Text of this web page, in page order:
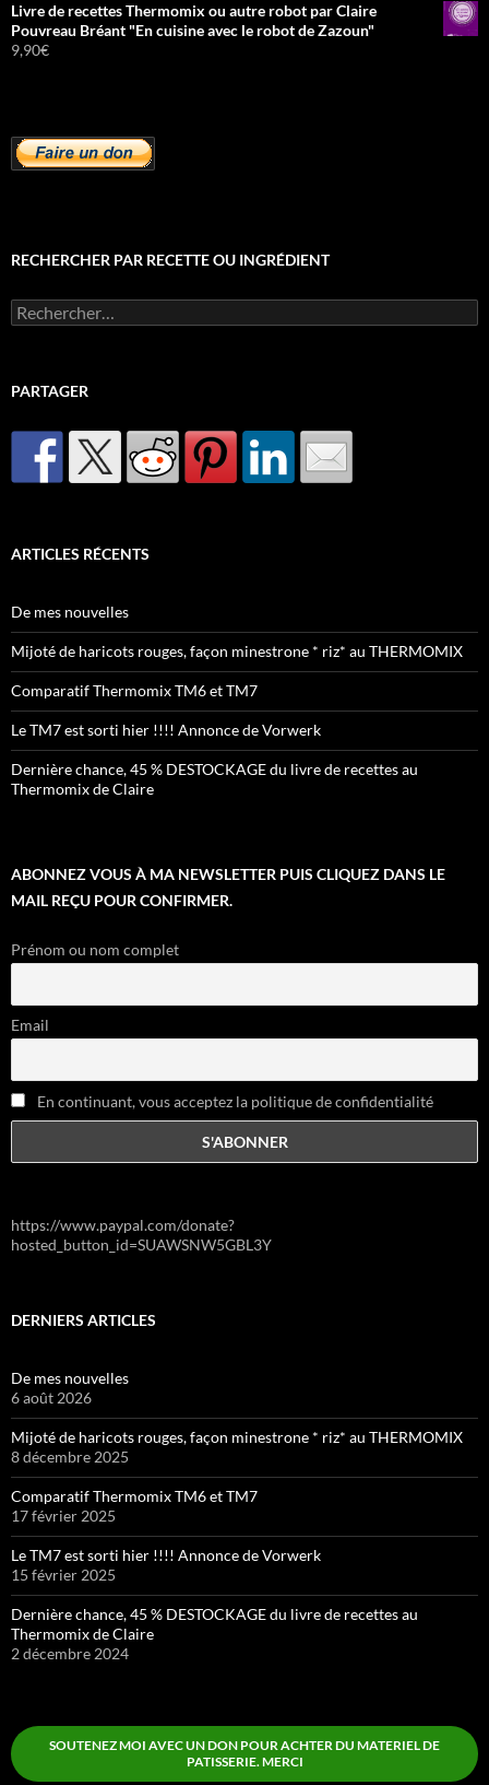
Livre de recettes Thermomix ou autre robot par Claire
Pouvreau Bréant "En cuisine avec le robot de Zazoun"
9,90€
RECHERCHER PAR RECETTE OU INGRÉDIENT
Rechercher :
PARTAGER
ARTICLES RÉCENTS
De mes nouvelles
Mijoté de haricots rouges, façon minestrone * riz* au THERMOMIX
Comparatif Thermomix TM6 et TM7
Le TM7 est sorti hier !!!! Annonce de Vorwerk
Dernière chance, 45 % DESTOCKAGE du livre de recettes au
Thermomix de Claire
ABONNEZ VOUS À MA NEWSLETTER PUIS CLIQUEZ DANS LE
MAIL REÇU POUR CONFIRMER.
Prénom ou nom complet
Email
En continuant, vous acceptez la politique de confidentialité
https://www.paypal.com/donate?
hosted_button_id=SUAWSNW5GBL3Y
DERNIERS ARTICLES
De mes nouvelles
6 août 2026
Mijoté de haricots rouges, façon minestrone * riz* au THERMOMIX
8 décembre 2025
Comparatif Thermomix TM6 et TM7
17 février 2025
Le TM7 est sorti hier !!!! Annonce de Vorwerk
15 février 2025
Dernière chance, 45 % DESTOCKAGE du livre de recettes au
Thermomix de Claire
2 décembre 2024
SOUTENEZ MOI AVEC UN DON POUR ACHTER DU MATERIEL DE
PATISSERIE. MERCI